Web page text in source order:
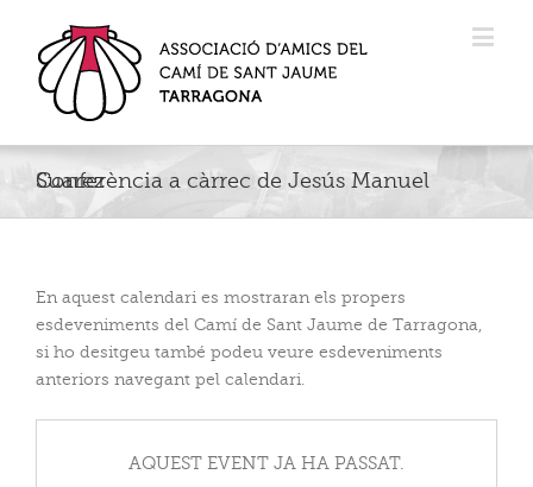
Conferència a càrrec de Jesús Manuel Suarez
En aquest calendari es mostraran els propers
esdeveniments del Camí de Sant Jaume de Tarragona,
si ho desitgeu també podeu veure esdeveniments
anteriors navegant pel calendari.
AQUEST EVENT JA HA PASSAT.